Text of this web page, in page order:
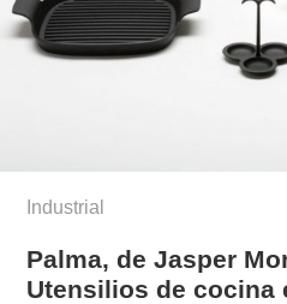
Industrial
Palma, de Jasper
Utensilios de cocina